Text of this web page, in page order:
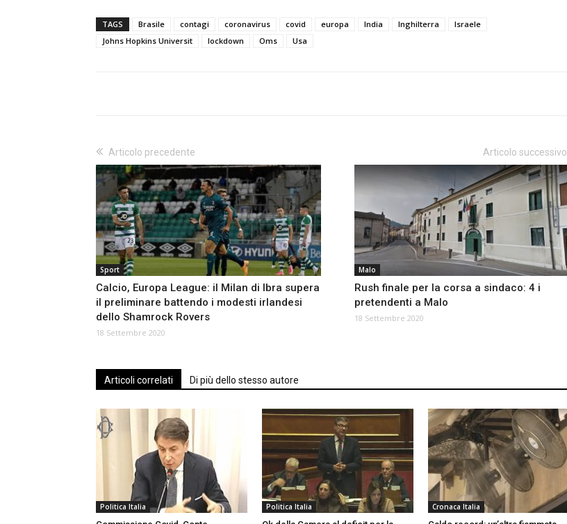
TAGS Brasile contagi coronavirus covid europa India Inghilterra
Israele
Johns Hopkins Universit
lockdown Oms Usa
Articolo precedente
Sport
Calcio, Europa League: il Milan di Ibra supera
il preliminare battendo i modesti irlandesi
dello Shamrock Rovers
18 Settembre 2020
Articolo successivo
Malo
Rush finale per la corsa a sindaco: 4 i
pretendenti a Malo
18 Settembre 2020
Articoli correlati Di più dello stesso autore
Politica Italia Politica Italia Cronaca Italia